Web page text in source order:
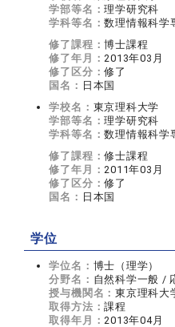
学部等名：理学研究科
学科等名：数理情報科学
修了課程：博士課程
修了年月： 2013年03月
修了区分：修了
国名： 日本国
学校名： 東京理科大学
学部等名：理学研究科
学科等名：数理情報科学
修了課程：修士課程
修了年月： 2011年03月
修了区分：修了
国名： 日本国
学位
学位名： 博士（理学）
分野名： 自然科学一般 /
授与機関名：東京理科大
取得方法：課程
取得年月： 2013年04月